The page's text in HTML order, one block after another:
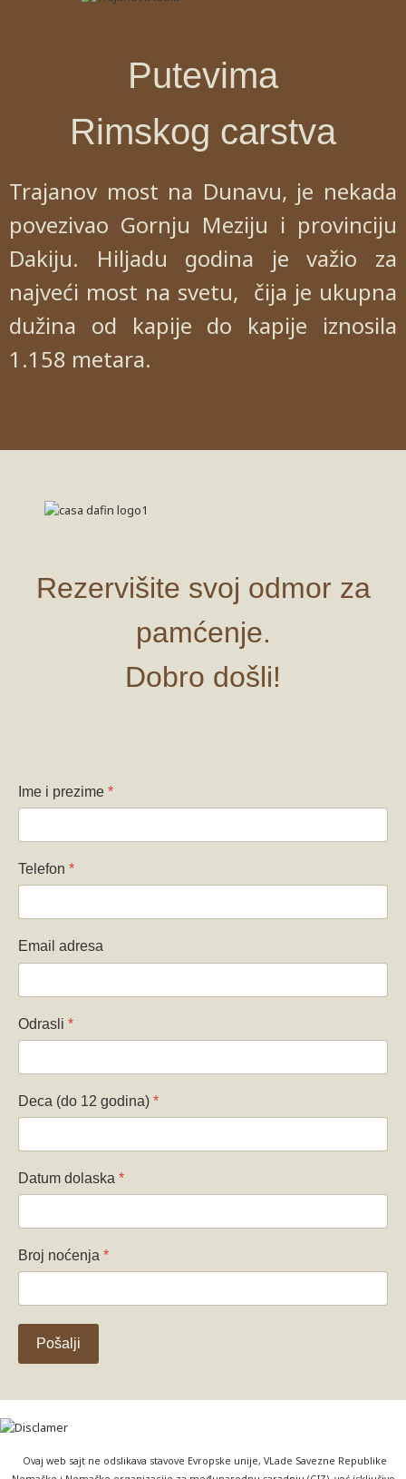
Putevima
Rimskog carstva
Trajanov most na Dunavu, je nekada
povezivao Gornju Meziju i provinciju
Dakiju. Hiljadu godina je važio za
najveći most na svetu, čija je ukupna
dužina od kapije do kapije iznosila
1.158 metara.
Rezervišite svoj odmor za
pamćenje.
Dobro došli!
Ime i prezime *
Telefon *
Email adresa
Odrasli *
Deca (do 12 godina) *
Datum dolaska *
Broj noćenja *
Pošalji
Ovaj web sajt ne odslikava stavove Evropske unije, VLade Savezne Republike